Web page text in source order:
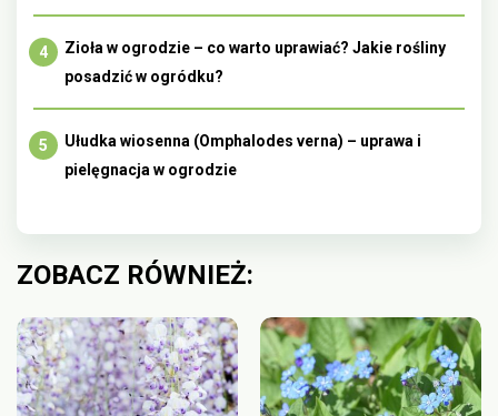
Zioła w ogrodzie – co warto uprawiać? Jakie rośliny
posadzić w ogródku?
Ułudka wiosenna (Omphalodes verna) – uprawa i
pielęgnacja w ogrodzie
ZOBACZ RÓWNIEŻ: